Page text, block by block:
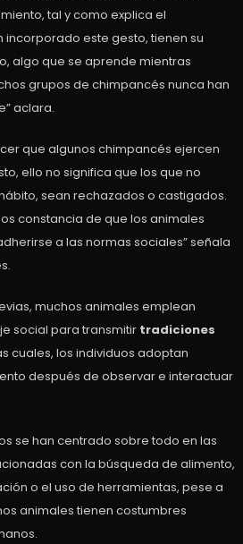
tal y como explica el
incorporado este gesto, tienen su
algo que se aprende mientras
grupos de chimpancés nunca han
aclara.
que algunos chimpancés ejercen
ello no significa que los que no
sean rechazados o castigados.
constancia de que los animales
a las normas sociales” señala
muchos animales emplean
social para transmitir tradiciones
cuales, los individuos adoptan
después de observar e interactuar
se han centrado sobre todo en las
con la búsqueda de alimento,
o el uso de herramientas, pese a
animales tienen costumbres